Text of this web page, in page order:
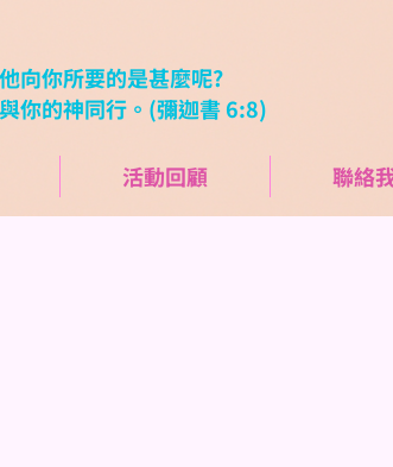
向你所要的是甚麼呢?
你的神同行。(彌迦書 6:8)
活動回顧 聯絡